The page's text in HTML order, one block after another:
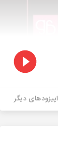
اپیزودهای دیگر